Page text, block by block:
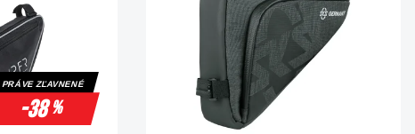
PRÁVE ZĽAVNENÉ
-38%